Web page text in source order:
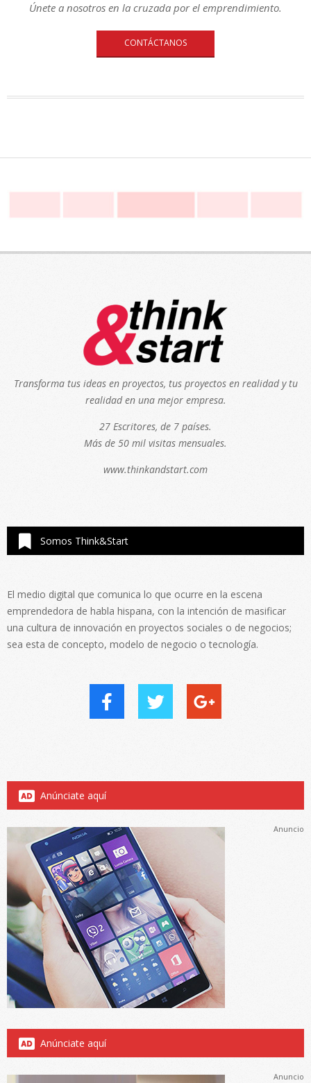
Únete a nosotros en la cruzada por el emprendimiento.
CONTÁCTANOS
Transforma tus ideas en proyectos, tus proyectos en realidad y tu
realidad en una mejor empresa.
27 Escritores, de 7 países.
Más de 50 mil visitas mensuales.
www.thinkandstart.com
Somos Think&Start
El medio digital que comunica lo que ocurre en la escena
emprendedora de habla hispana, con la intención de masificar
una cultura de innovación en proyectos sociales o de negocios;
sea esta de concepto, modelo de negocio o tecnología.
Anúnciate aquí
Anuncio
Anúnciate aquí
Anuncio